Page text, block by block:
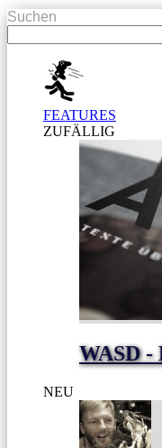
Suchen
FEATURES
ZUFÄLLIG
WASD
NEU